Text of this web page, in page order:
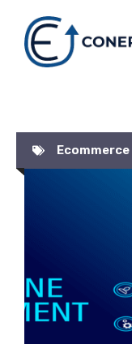
content
Ecommerce